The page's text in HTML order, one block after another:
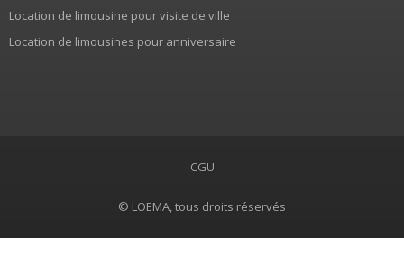
Location de limousine pour visite de ville
Location de limousines pour anniversaire
CGU
© LOEMA, tous droits réservés